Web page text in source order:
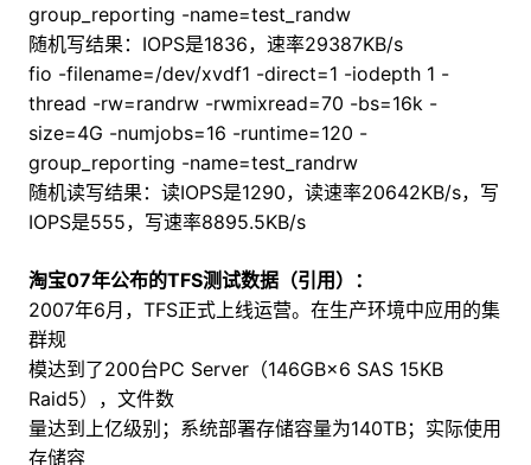
group_reporting -name=test_randw
随机写结果：IOPS是1836，速率29387KB/s
fio -filename=/dev/xvdf1 -direct=1 -iodepth 1 -
thread -rw=randrw -rwmixread=70 -bs=16k -
size=4G -numjobs=16 -runtime=120 -
group_reporting -name=test_randrw
随机读写结果：读IOPS是1290，读速率20642KB/s，写
IOPS是555，写速率8895.5KB/s
淘宝07年公布的TFS测试数据（引用）：
2007年6月，TFS正式上线运营。在生产环境中应用的集
群规
模达到了200台PC Server（146GB×6 SAS 15KB
Raid5），文件数
量达到上亿级别；系统部署存储容量为140TB；实际使用
存储容